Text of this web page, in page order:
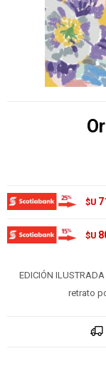
$U
$U
EDICIÓN
retrato